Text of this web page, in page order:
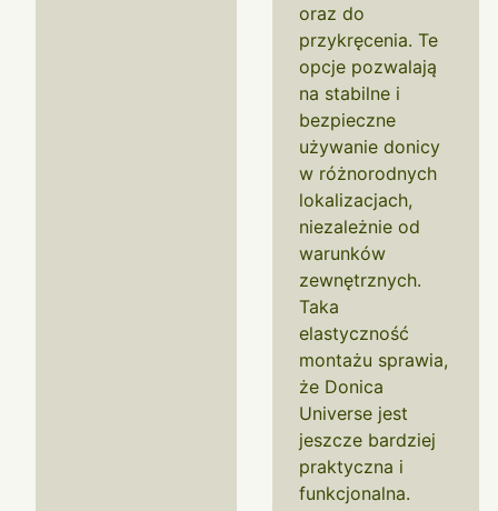
oraz do
przykręcenia. Te
opcje pozwalają
na stabilne i
bezpieczne
używanie donicy
w różnorodnych
lokalizacjach,
niezależnie od
warunków
zewnętrznych.
Taka
elastyczność
montażu sprawia,
że Donica
Universe jest
jeszcze bardziej
praktyczna i
funkcjonalna.